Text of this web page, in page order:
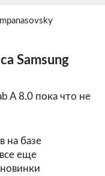
mpanasovsky
Samsung
A 8.0 пока что не
на базе
еще